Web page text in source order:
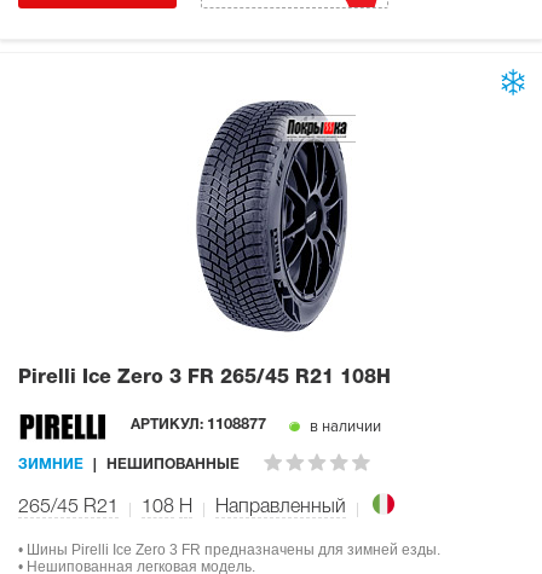
Pirelli Ice Zero 3 FR 265/45 R21 108H
АРТИКУЛ: 1108877 в наличии
ЗИМНИЕ НЕШИПОВАННЫЕ
265/45 R21 108 H Направленный
• Шины Pirelli Ice Zero 3 FR предназначены для зимней езды.
• Нешипованная легковая модель.